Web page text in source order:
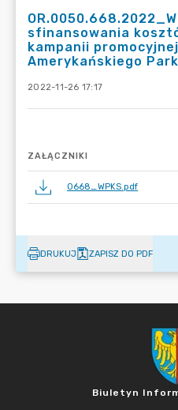
sfinansowania
kampanii
Amerykańskiego
2022-11-26 17:17
ZAŁĄCZNIKI
0668_WPKS.pdf
DRUKUJ ZAPISZ DO PDF
Biuletyn